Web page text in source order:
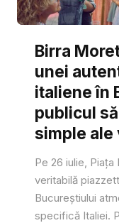
Birra
unei
italiene în
publicul
simple ale
Pe 26 iulie,
veritabilă
Bucureștiului
specifică Italiei.